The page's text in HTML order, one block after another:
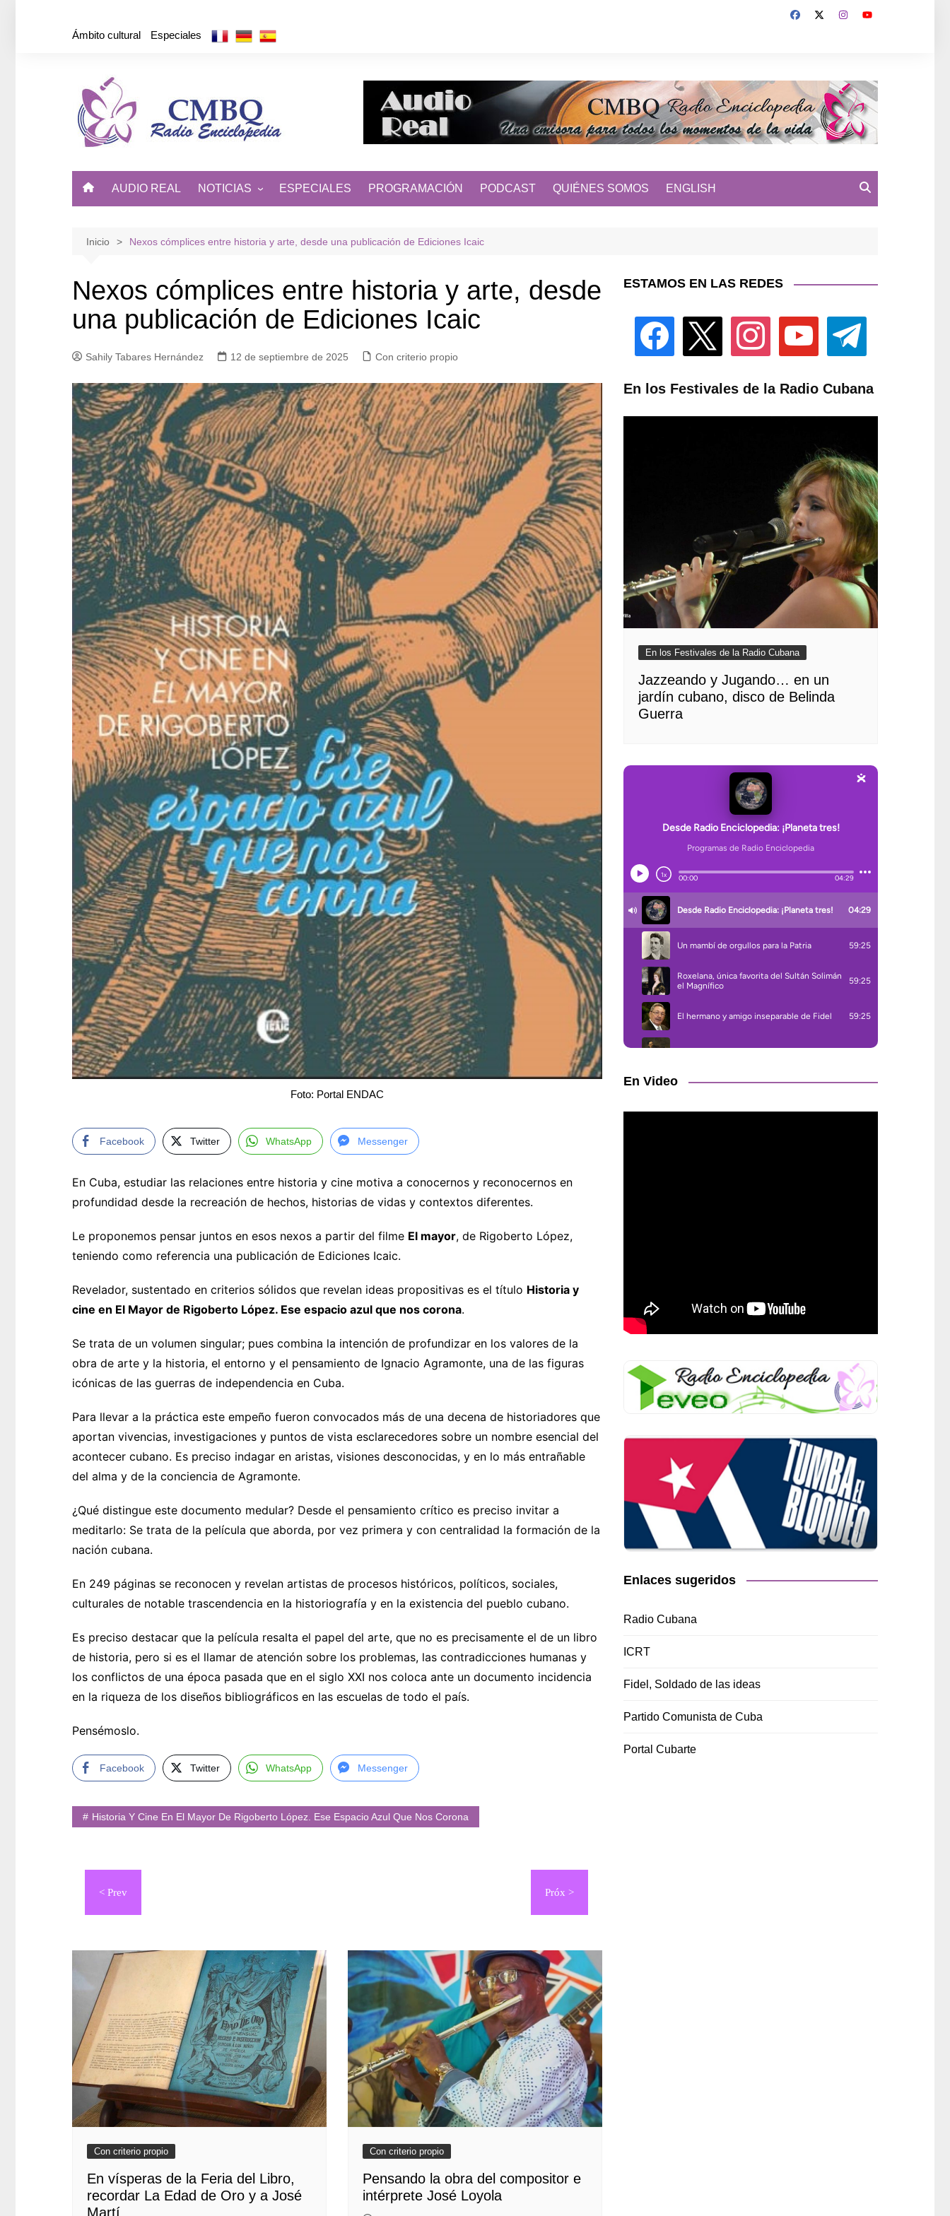
Ámbito cultural Especiales
AUDIO REAL NOTICIAS
DE CUBA Y EL MUNDO
ESPECIALES PROGRAMACIÓN PODCAST QUIÉNES SOMOS ENGLISH
Inicio Nexos cómplices entre historia y arte, desde una publicación de Ediciones Icaic
Nexos cómplices entre historia y arte, desde
una publicación de Ediciones Icaic
Sahily Tabares Hernández 12 de septiembre de 2025 Con criterio propio
Foto: Portal ENDAC
Facebook Twitter WhatsApp Messenger
En Cuba, estudiar las relaciones entre historia y cine motiva a conocernos y reconocernos en
profundidad desde la recreación de hechos, historias de vidas y contextos diferentes.
Le proponemos pensar juntos en esos nexos a partir del filme El mayor, de Rigoberto López,
teniendo como referencia una publicación de Ediciones Icaic.
Revelador, sustentado en criterios sólidos que revelan ideas propositivas es el título Historia y
cine en El Mayor de Rigoberto López. Ese espacio azul que nos corona.
Se trata de un volumen singular; pues combina la intención de profundizar en los valores de la
obra de arte y la historia, el entorno y el pensamiento de Ignacio Agramonte, una de las figuras
icónicas de las guerras de independencia en Cuba.
Para llevar a la práctica este empeño fueron convocados más de una decena de historiadores que
aportan vivencias, investigaciones y puntos de vista esclarecedores sobre un nombre esencial del
acontecer cubano. Es preciso indagar en aristas, visiones desconocidas, y en lo más entrañable
del alma y de la conciencia de Agramonte.
¿Qué distingue este documento medular? Desde el pensamiento crítico es preciso invitar a
meditarlo: Se trata de la película que aborda, por vez primera y con centralidad la formación de la
nación cubana.
En 249 páginas se reconocen y revelan artistas de procesos históricos, políticos, sociales,
culturales de notable trascendencia en la historiografía y en la existencia del pueblo cubano.
Es preciso destacar que la película resalta el papel del arte, que no es precisamente el de un libro
de historia, pero si es el llamar de atención sobre los problemas, las contradicciones humanas y
los conflictos de una época pasada que en el siglo XXI nos coloca ante un documento incidencia
en la riqueza de los diseños bibliográficos en las escuelas de todo el país.
Pensémoslo.
Facebook Twitter WhatsApp Messenger
Historia Y Cine En El Mayor De Rigoberto López. Ese Espacio Azul Que Nos Corona
Navegación
Con criterio propio
En vísperas de la Feria del Libro,
recordar La Edad de Oro y a José
Martí
Con criterio propio
Pensando la obra del compositor e
intérprete José Loyola
ESTAMOS EN LAS REDES
facebook instagram youtube telegram
En los Festivales de la Radio Cubana
En los Festivales de la Radio Cubana
Jazzeando y Jugando… en un
jardín cubano, disco de Belinda
Guerra
En Video
Enlaces sugeridos
Radio Cubana
ICRT
Fidel, Soldado de las ideas
Partido Comunista de Cuba
Portal Cubarte